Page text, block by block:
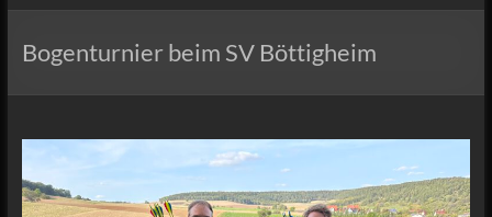
Bogenturnier beim SV Böttigheim